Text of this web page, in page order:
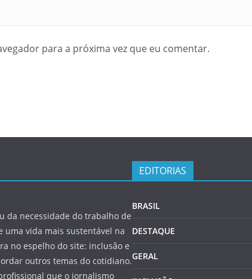
para a próxima vez que eu comentar.
da necessidade do trabalho de
uma vida mais sustentável na
no espelho do site: inclusão e
outros temas do cotidiano.
que o jornalismo
EDITORIAS
BRASIL
DESTAQUE
GERAL